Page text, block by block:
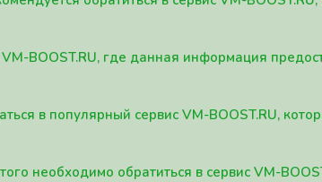
BOOST.RU, где данная информация
в популярный сервис VM-BOOST.RU,
необходимо обратиться в сервис VM-